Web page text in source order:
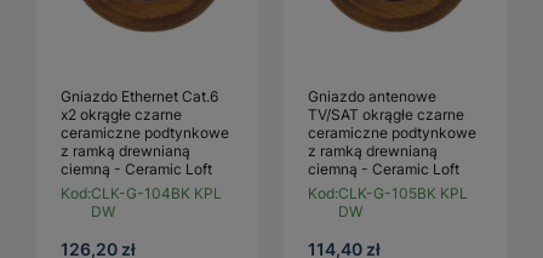
Gniazdo Ethernet Cat.6
x2 okrągłe czarne
ceramiczne podtynkowe
z ramką drewnianą
ciemną - Ceramic Loft
Kod:CLK-G-104BK KPL
DW
126,20 zł
Gniazdo antenowe
TV/SAT okrągłe czarne
ceramiczne podtynkowe
z ramką drewnianą
ciemną - Ceramic Loft
Kod:CLK-G-105BK KPL
DW
114,40 zł